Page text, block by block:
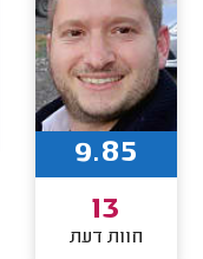
9.85
13
חוות דעת